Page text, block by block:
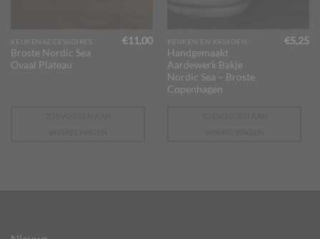
KEUKENACCESSOIRES
Broste Nordic Sea
Ovaal Plateau
€11,00 KEUKEN EN KRUIDEN
Handgemaakt
Aardewerk Bakje
Nordic Sea – Broste
Copenhagen
€5,25